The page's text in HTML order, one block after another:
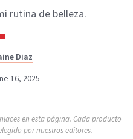
rutina de belleza.
Diaz
16, 2025
en esta página. Cada producto
por nuestros editores.